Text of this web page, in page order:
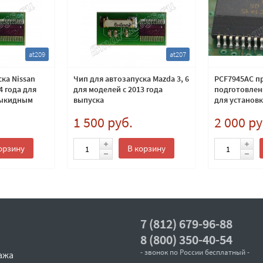
at209
Nissan
года для
at207
Чип для автозапуска Mazda 3, 6
для моделей с 2013 года
выпуска
1 500 руб.
В корзину
PCF7945AC
для
2 000
7 (812) 679-96-88
8 (800) 350-40-54
- звонок по России бесплатный -